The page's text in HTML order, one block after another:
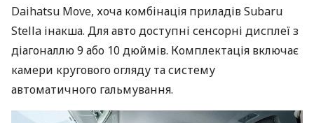
Daihatsu Move, хоча комбінація приладів Subaru
Stella інакша. Для авто доступні сенсорні дисплеї з
діагоналлю 9 або 10 дюймів. Комплектація включає
камери кругового огляду та систему
автоматичного гальмування.